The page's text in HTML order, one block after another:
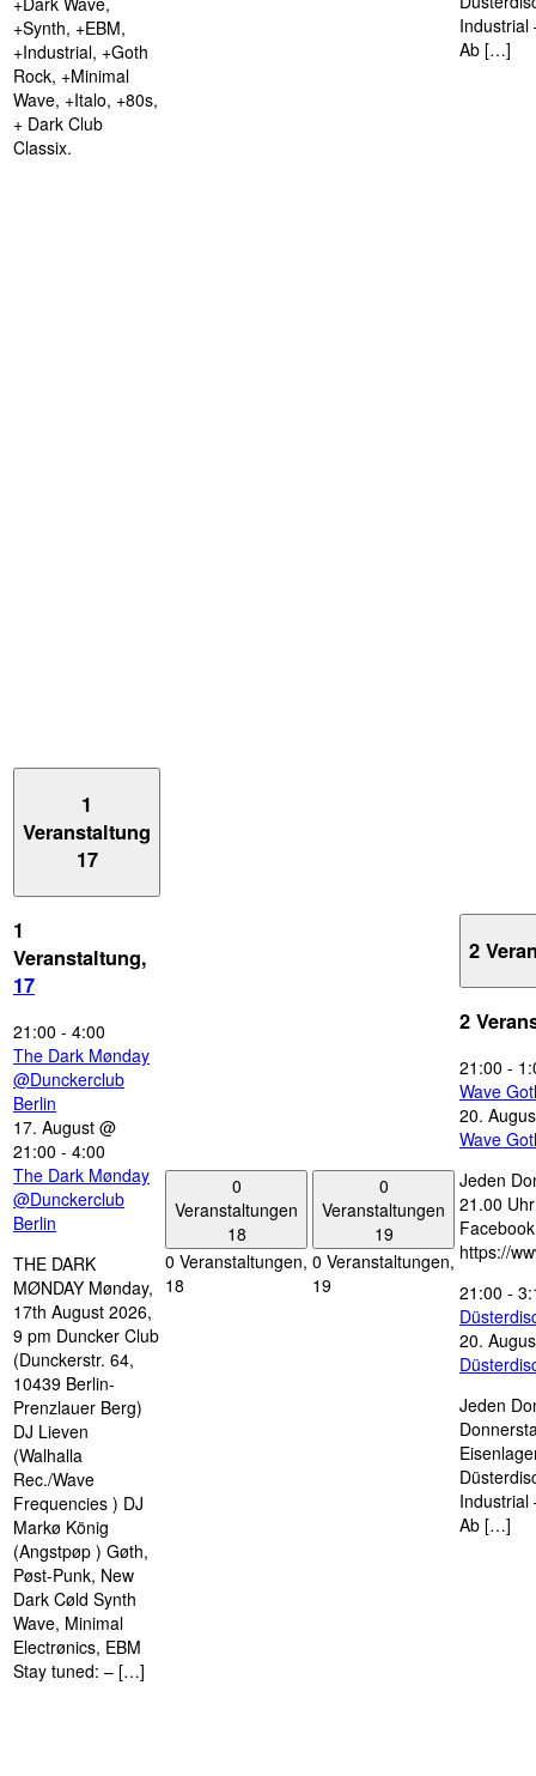
+Synth, +EBM,
+Industrial, +Goth
Rock, +Minimal
Wave, +Italo, +80s,
+ Dark Club
Classix.
Industrial
Ab […]
1
Veranstaltung
17
1
Veranstaltung,
17
21:00 - 4:00
The Dark Mønday
@Dunckerclub
Berlin
17. August @
21:00 - 4:00
The Dark Mønday
@Dunckerclub
Berlin
THE DARK
MØNDAY Mønday,
17th August 2026,
9 pm Duncker Club
(Dunckerstr. 64,
10439 Berlin-
Prenzlauer Berg)
DJ Lieven
(Walhalla
Rec./Wave
Frequencies ) DJ
Markø König
(Angstpøp ) Gøth,
Pøst-Punk, New
Dark Cøld Synth
Wave, Minimal
Electrønics, EBM
Stay tuned: – […]
0
Veranstaltungen
18
0 Veranstaltungen,
18
0
Veranstaltungen
19
0 Veranstaltungen,
19
2
2
21:00 -
Wave
20.
Wave
Jeden
21.00
https://
21:00 -
20.
Jeden
Industrial
Ab […]